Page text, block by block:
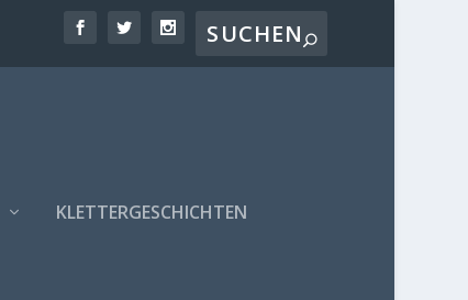
KLETTERGESCHICHTEN